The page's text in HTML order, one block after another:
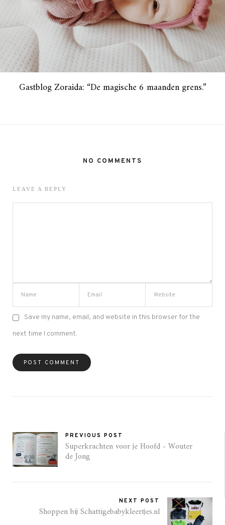
Gastblog Zoraida: “De magische 6 maanden grens.”
NO COMMENTS
LEAVE A REPLY
Save my name, email, and website in this browser for the
next time I comment.
PREVIOUS POST
Superkrachten voor je Hoofd - Wouter
de Jong
NEXT POST
Shoppen bij Schattigebabykleertjes.nl